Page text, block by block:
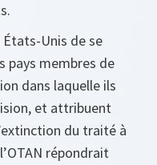
Unis de se
pays membres de
dans laquelle ils
et attribuent
du traité à
répondrait